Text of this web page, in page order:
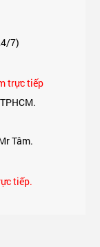
7)
trực tiếp
Tâm.
tiếp.